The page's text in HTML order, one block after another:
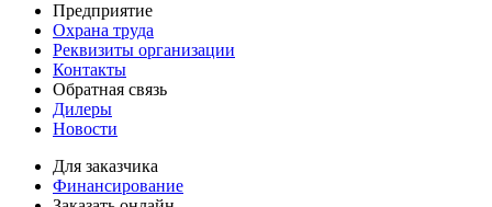
Предприятие
Охрана труда
Реквизиты организации
Контакты
Обратная связь
Дилеры
Новости
Для заказчика
Финансирование